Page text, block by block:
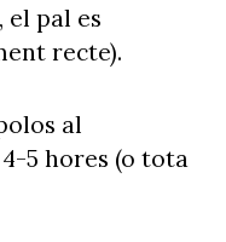
el pal es
recte).
al
5 hores (o tota